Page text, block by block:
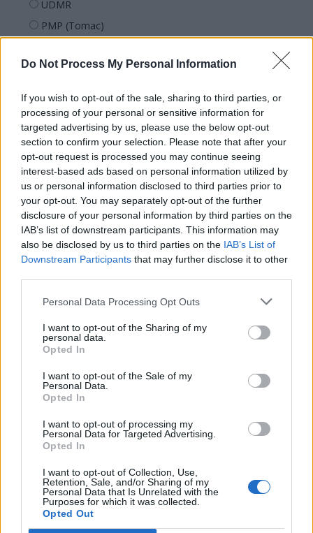
Do Not Process My Personal Information
If you wish to opt-out of the sale, sharing to third parties, or
processing of your personal or sensitive information for
targeted advertising by us, please use the below opt-out
section to confirm your selection. Please note that after your
opt-out request is processed you may continue seeing
interest-based ads based on personal information utilized by
us or personal information disclosed to third parties prior to
your opt-out. You may separately opt-out of the further
disclosure of your personal information by third parties on the
IAB’s list of downstream participants. This information may
also be disclosed by us to third parties on the IAB’s List of
Downstream Participants that may further disclose it to other
Personal Data Processing Opt Outs
I want to opt-out of the Sharing of my
personal data.
Opted In
I want to opt-out of the Sale of my
Personal Data.
Opted In
I want to opt-out of processing my
Personal Data for Targeted Advertising.
Opted In
I want to opt-out of Collection, Use,
Retention, Sale, and/or Sharing of my
Personal Data that Is Unrelated with the
Purposes for which it was collected.
Opted Out
UDMR
PMP (Tomac)
PNȚMM
SENS
SOS (Șoșoacă)
POT (Gavrilă)
PACE (Peia)
Acțiunea Conservatoare (Târziu)
PDF (Lazarus)
PUSL (D. Voiculescu)
PNȚCD (Pavelescu)
PNCR (Terheș)
Partidul Patrioților (Surugiu)
România pe Primul Loc (Ponta)
Arhiva sondajelor